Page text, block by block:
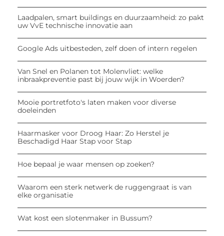
Laadpalen, smart buildings en duurzaamheid: zo pakt
uw VvE technische innovatie aan
Google Ads uitbesteden, zelf doen of intern regelen
Van Snel en Polanen tot Molenvliet: welke
inbraakpreventie past bij jouw wijk in Woerden?
Mooie portretfoto's laten maken voor diverse
doeleinden
Haarmasker voor Droog Haar: Zo Herstel je
Beschadigd Haar Stap voor Stap
Hoe bepaal je waar mensen op zoeken?
Waarom een sterk netwerk de ruggengraat is van
elke organisatie
Wat kost een slotenmaker in Bussum?